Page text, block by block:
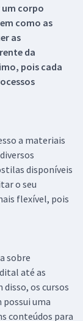
corpo
como as
as
da
pois cada
a materiais
disponíveis
o seu
flexível, pois
sobre
até as
os cursos
possui uma
conteúdos para